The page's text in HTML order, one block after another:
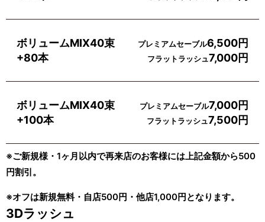
ボリュームMIX40束
+80本
プレミアムセーブル6,500円
フラットラッシュ7,000円
ボリュームMIX40束
+100本
プレミアムセーブル7,000円
フラットラッシュ7,500円
※ご新規様・1ヶ月以内で再来店のお客様には上記金額から500
円割引。
※オフは新規無料・自店500円・他店1,000円となります。
3Dラッシュ